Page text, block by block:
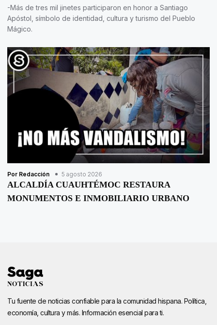
-Más de tres mil jinetes participaron en honor a Santiago
Apóstol, símbolo de identidad, cultura y turismo del Pueblo
Mágico.
Por Redacción 5 agosto 2026
ALCALDÍA CUAUHTÉMOC RESTAURA
MONUMENTOS E INMOBILIARIO URBANO
Tu fuente de noticias confiable para la comunidad hispana. Política,
economía, cultura y más. Información esencial para ti.